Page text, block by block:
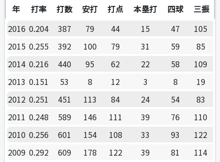
年 打率 打数 安打 打点 本塁打 四球
三振
2016 0.204 387 79 44 15 47
105
2015 0.255 392 100 79 31 59
85
2014 0.216 440 95 62 22 58
109
2013 0.151 53 8 12 3 8
19
2012 0.251 451 113 84 24 54
83
2011 0.248 589 146 111 39 76
110
2010 0.256 601 154 108 33 93
122
2009 0.292 609 178 122 39 81
114